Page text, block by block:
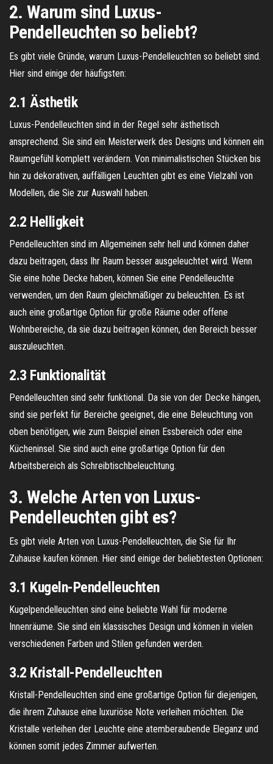
2. Warum sind Luxus-
Pendelleuchten so beliebt?
Es gibt viele Gründe, warum Luxus-Pendelleuchten so beliebt sind.
Hier sind einige der häufigsten:
2.1 Ästhetik
Luxus-Pendelleuchten sind in der Regel sehr ästhetisch
ansprechend. Sie sind ein Meisterwerk des Designs und können ein
Raumgefühl komplett verändern. Von minimalistischen Stücken bis
hin zu dekorativen, auffälligen Leuchten gibt es eine Vielzahl von
Modellen, die Sie zur Auswahl haben.
2.2 Helligkeit
Pendelleuchten sind im Allgemeinen sehr hell und können daher
dazu beitragen, dass Ihr Raum besser ausgeleuchtet wird. Wenn
Sie eine hohe Decke haben, können Sie eine Pendelleuchte
verwenden, um den Raum gleichmäßiger zu beleuchten. Es ist
auch eine großartige Option für große Räume oder offene
Wohnbereiche, da sie dazu beitragen können, den Bereich besser
auszuleuchten.
2.3 Funktionalität
Pendelleuchten sind sehr funktional. Da sie von der Decke hängen,
sind sie perfekt für Bereiche geeignet, die eine Beleuchtung von
oben benötigen, wie zum Beispiel einen Essbereich oder eine
Kücheninsel. Sie sind auch eine großartige Option für den
Arbeitsbereich als Schreibtischbeleuchtung.
3. Welche Arten von Luxus-
Pendelleuchten gibt es?
Es gibt viele Arten von Luxus-Pendelleuchten, die Sie für Ihr
Zuhause kaufen können. Hier sind einige der beliebtesten Optionen:
3.1 Kugeln-Pendelleuchten
Kugelpendelleuchten sind eine beliebte Wahl für moderne
Innenräume. Sie sind ein klassisches Design und können in vielen
verschiedenen Farben und Stilen gefunden werden.
3.2 Kristall-Pendelleuchten
Kristall-Pendelleuchten sind eine großartige Option für diejenigen,
die ihrem Zuhause eine luxuriöse Note verleihen möchten. Die
Kristalle verleihen der Leuchte eine atemberaubende Eleganz und
können somit jedes Zimmer aufwerten.